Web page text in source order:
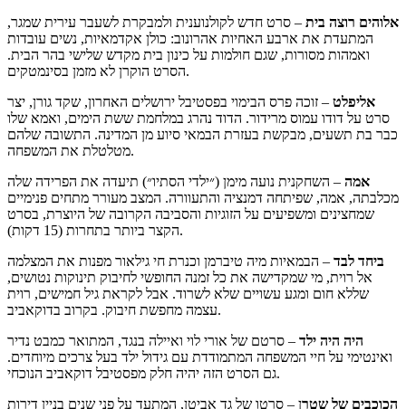
אלוהים רוצה בית – סרט חדש לקולנוענית ולמבקרת לשעבר עירית שמגר,
המתעדת את ארבע האחיות אהרונוב: כולן אקדמאיות, נשים עובדות
ואמהות מסורות, שגם חולמות על כינון בית מקדש שלישי בהר הבית.
הסרט הוקרן לא מזמן בסינמטקים.
אליפלט – זוכה פרס הבימוי בפסטיבל ירושלים האחרון, שקד גורן, יצר
סרט על דודו עמוס מרידור. הדוד נהרג במלחמת ששת הימים, ואמא שלו
כבר בת תשעים, מבקשת בעזרת הבמאי סיוע מן המדינה. התשובה שלהם
מטלטלת את המשפחה.
אמה – השחקנית נועה מימן (״ילדי הסתיו״) תיעדה את הפרידה שלה
מכלבתה, אמה, שפיתחה דמנציה והתעוורה. המצב מעורר מתחים פנימיים
שמחצינים ומשפיעים על הזוגיות והסביבה הקרובה של היוצרת, בסרט
הקצר ביותר בתחרות (15 דקות).
ביחד לבד – הבמאיות מיה טיברמן וכנרת חי גילאור מפנות את המצלמה
אל רוית, מי שמקדישה את כל זמנה החופשי לחיבוק תינוקות נטושים,
שללא חום ומגע עשויים שלא לשרוד. אבל לקראת גיל חמישים, רוית
עצמה מחפשת חיבוק. בקרוב בדוקאביב.
היה היה ילד – סרטם של אורי לוי ואיילה בנגד, המתואר כמבט נדיר
ואינטימי על חיי המשפחה המתמודדת עם גידול ילד בעל צרכים מיוחדים.
גם הסרט הזה יהיה חלק מפסטיבל דוקאביב הנוכחי.
הכוכבים של שטרן – סרטו של גד אביטן, המתעד על פני שנים בניין דירות